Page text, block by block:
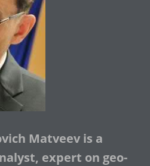
Matveev is a
expert on geo-